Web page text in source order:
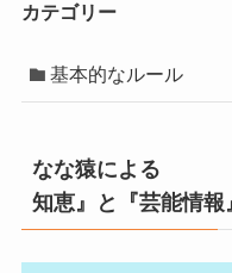
カテゴリー
基本的なルール
なな猿に
知恵』と『芸能情